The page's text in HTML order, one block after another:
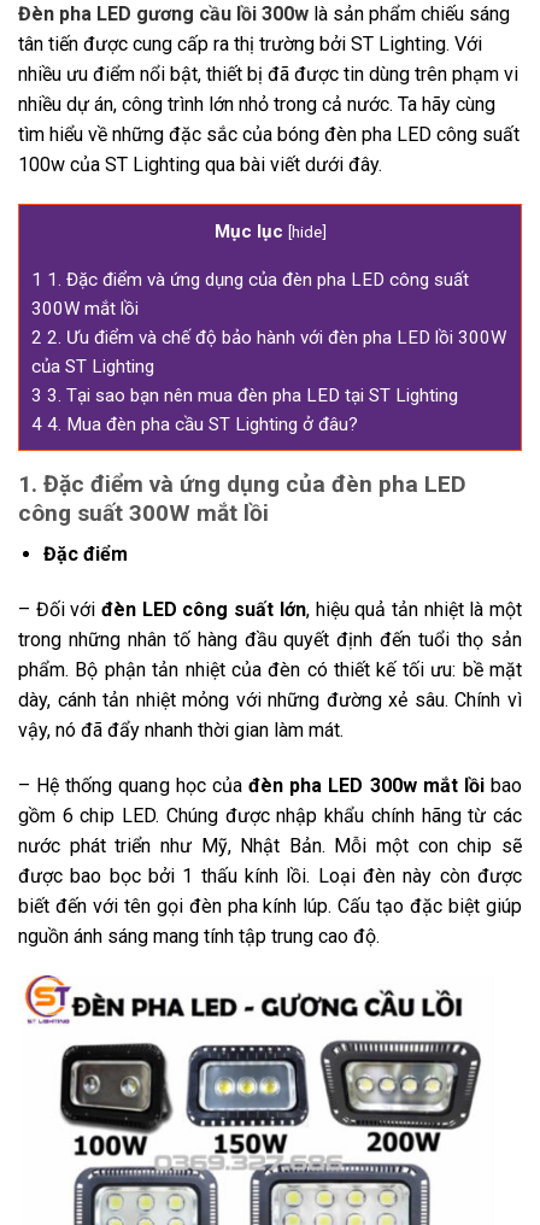
Đèn pha LED gương cầu lồi 300w là sản phẩm chiếu sáng
tân tiến được cung cấp ra thị trường bởi ST Lighting. Với
nhiều ưu điểm nổi bật, thiết bị đã được tin dùng trên phạm vi
nhiều dự án, công trình lớn nhỏ trong cả nước. Ta hãy cùng
tìm hiểu về những đặc sắc của bóng đèn pha LED công suất
100w của ST Lighting qua bài viết dưới đây.
Mục lục [hide]
1 1. Đặc điểm và ứng dụng của đèn pha LED công suất
300W mắt lồi
2 2. Ưu điểm và chế độ bảo hành với đèn pha LED lồi 300W
của ST Lighting
3 3. Tại sao bạn nên mua đèn pha LED tại ST Lighting
4 4. Mua đèn pha cầu ST Lighting ở đâu?
1. Đặc điểm và ứng dụng của đèn pha LED
công suất 300W mắt lồi
Đặc điểm
– Đối vớiđèn LED công suất lớn, hiệu quả tản nhiệt là một
trong những nhân tố hàng đầu quyết định đến tuổi thọ sản
phẩm. Bộ phận tản nhiệt của đèn có thiết kế tối ưu: bề mặt
dày, cánh tản nhiệt mỏng với những đường xẻ sâu. Chính vì
vậy, nó đã đẩy nhanh thời gian làm mát.
– Hệ thống quang học của đèn pha LED 300w mắt lồibao
gồm 6 chip LED. Chúng được nhập khẩu chính hãng từ các
nước phát triển như Mỹ, Nhật Bản. Mỗi một con chip sẽ
được bao bọc bởi 1 thấu kính lồi. Loại đèn này còn được
biết đến với tên gọi đèn pha kính lúp. Cấu tạo đặc biệt giúp
nguồn ánh sáng mang tính tập trung cao độ.